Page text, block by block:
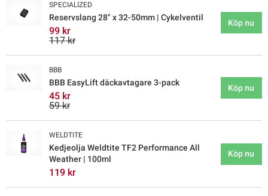
SPECIALIZED
Reservslang 28" x 32-50mm | Cykelventil
99 kr
117 kr
Köp nu
BBB
BBB EasyLift däckavtagare 3-pack
45 kr
59 kr
Köp nu
WELDTITE
Kedjeolja Weldtite TF2 Performance All
Weather | 100ml
119 kr
Köp nu